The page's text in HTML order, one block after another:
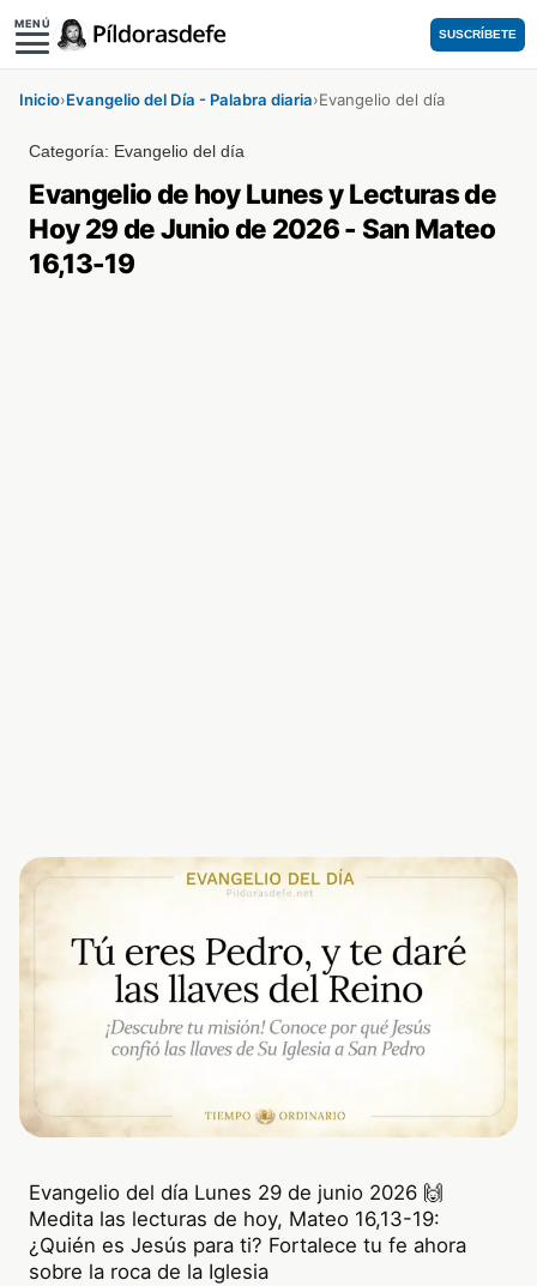
MENÚ
SUSCRÍBETE
Inicio›Evangelio del Día - Palabra diaria›Evangelio del día
Categoría: Evangelio del día
Evangelio de hoy Lunes y Lecturas de
Hoy 29 de Junio de 2026 - San Mateo
16,13-19
Evangelio del día Lunes 29 de junio 2026 🙌
Medita las lecturas de hoy, Mateo 16,13-19:
¿Quién es Jesús para ti? Fortalece tu fe ahora
sobre la roca de la Iglesia